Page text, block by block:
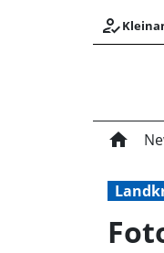
how_to_reg
home